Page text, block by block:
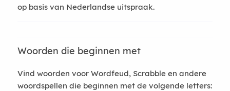
op basis van Nederlandse uitspraak.
Woorden die beginnen met
Vind woorden voor Wordfeud, Scrabble en andere
woordspellen die beginnen met de volgende letters: